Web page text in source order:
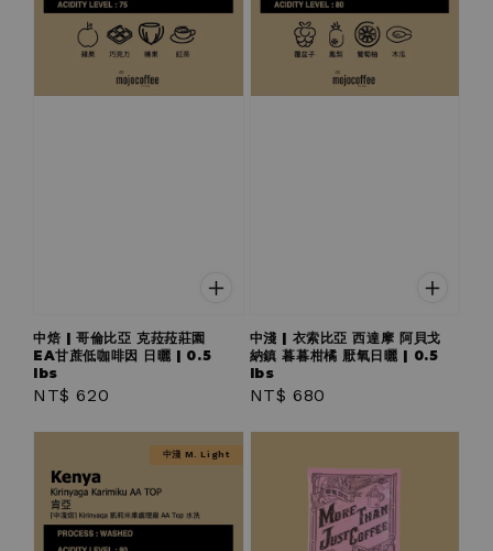
中焙 | 哥倫比亞 克菈菈莊園
EA甘蔗低咖啡因 日曬 | 0.5
lbs
Regular
NT$ 620
中淺 | 衣索比亞 西達摩 阿貝戈
納鎮 暮暮柑橘 厭氧日曬 | 0.5
lbs
Regular
NT$ 680
中淺 M. Light